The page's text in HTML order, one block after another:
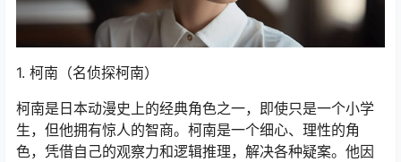
1. 柯南（名侦探柯南）
柯南是日本动漫史上的经典角色之一，即使只是一个小学
生，但他拥有惊人的智商。柯南是一个细心、理性的角
色，凭借自己的观察力和逻辑推理，解决各种疑案。他因